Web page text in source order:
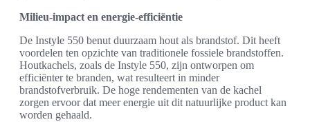
Milieu-impact en energie-efficiëntie
De Instyle 550 benut duurzaam hout als brandstof. Dit heeft
voordelen ten opzichte van traditionele fossiele brandstoffen.
Houtkachels, zoals de Instyle 550, zijn ontworpen om
efficiënter te branden, wat resulteert in minder
brandstofverbruik. De hoge rendementen van de kachel
zorgen ervoor dat meer energie uit dit natuurlijke product kan
worden gehaald.